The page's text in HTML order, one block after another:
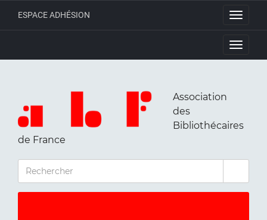
Toggle
ESPACE ADHÉSION
Toggle
Association
des
Bibliothécaires
de France
RECHERCHER